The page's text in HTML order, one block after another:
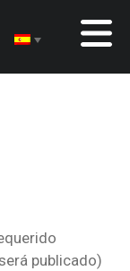
publicado)